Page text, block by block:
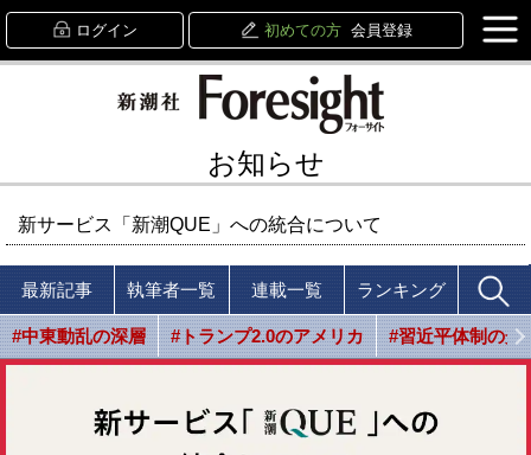
ログイン 初めての方 会員登録
お知らせ
新サービス「新潮QUE」への統合について
最新記事 執筆者一覧 連載一覧 ランキング
#中東動乱の深層 #トランプ2.0のアメリカ #習近平体制の光